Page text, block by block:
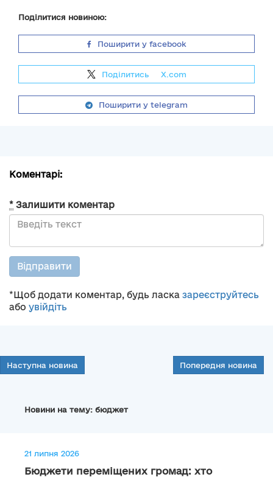
Поділитися новиною:
Поширити у facebook
Поділитись X.com
Поширити у telegram
Коментарі:
* Залишити коментар
Відправити
*Щоб додати коментар, будь ласка зареєструйтесь
або увійдіть
Наступна новина Попередня новина
Новини на тему: бюджет
21 липня 2026
Бюджети переміщених громад: хто